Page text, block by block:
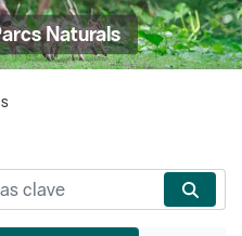
Naturals